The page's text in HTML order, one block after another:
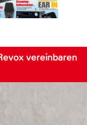
vereinbaren